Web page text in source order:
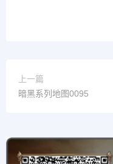
上一篇
暗黑系列地图0095